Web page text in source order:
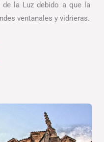
la Luz debido a que la
ventanales y vidrieras.